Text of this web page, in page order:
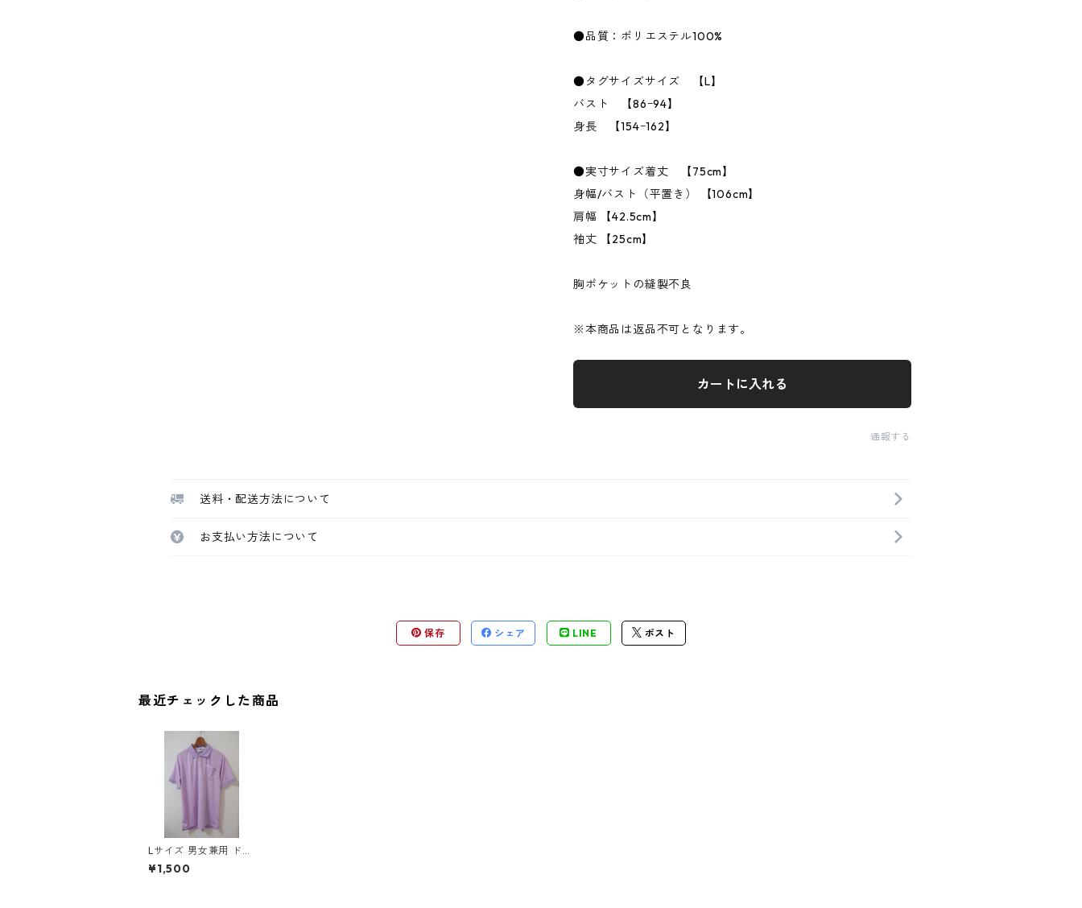
●品質：ポリエステル100%
●タグサイズサイズ 【L】
バスト 【86ｰ94】
身長 【154ｰ162】
●実寸サイズ着丈 【75cm】
身幅/バスト（平置き） 【106cm】
肩幅 【42.5cm】
袖丈 【25cm】
胸ポケットの縫製不良
※本商品は返品不可となります。
カートに入れる
通報する
送料・配送方法について
お支払い方法について
保存 シェア LINE ポスト
最近チェックした商品
Lサイズ 男女兼用 ドラ
イメッシュ 半袖ポロシ
ャツ ラベンダー ◆KIY
¥1,500